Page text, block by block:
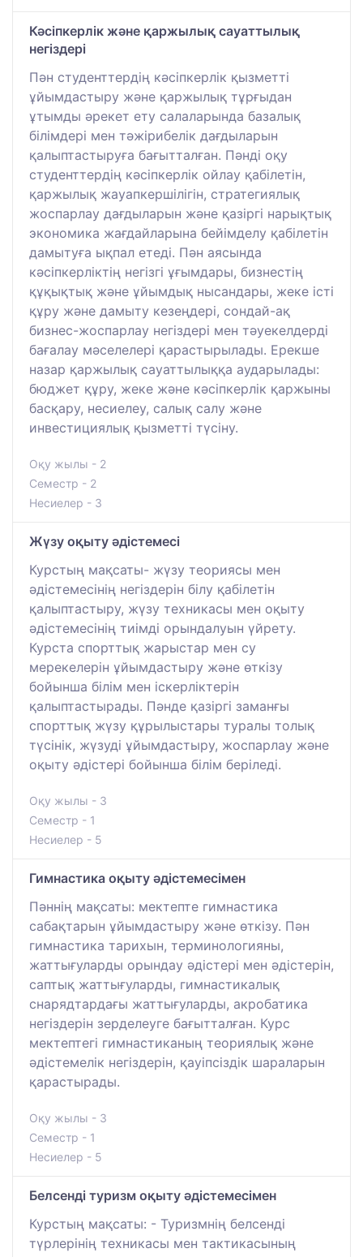
Кәсіпкерлік және қаржылық сауаттылық
негіздері
Пән студенттердің кәсіпкерлік қызметті
ұйымдастыру және қаржылық тұрғыдан
ұтымды әрекет ету салаларында базалық
білімдері мен тәжірибелік дағдыларын
қалыптастыруға бағытталған. Пәнді оқу
студенттердің кәсіпкерлік ойлау қабілетін,
қаржылық жауапкершілігін, стратегиялық
жоспарлау дағдыларын және қазіргі нарықтық
экономика жағдайларына бейімделу қабілетін
дамытуға ықпал етеді. Пән аясында
кәсіпкерліктің негізгі ұғымдары, бизнестің
құқықтық және ұйымдық нысандары, жеке істі
құру және дамыту кезеңдері, сондай-ақ
бизнес-жоспарлау негіздері мен тәуекелдерді
бағалау мәселелері қарастырылады. Ерекше
назар қаржылық сауаттылыққа аударылады:
бюджет құру, жеке және кәсіпкерлік қаржыны
басқару, несиелеу, салық салу және
инвестициялық қызметті түсіну.
Оқу жылы - 2
Семестр - 2
Несиелер - 3
Жүзу оқыту әдістемесі
Курстың мақсаты- жүзу теориясы мен
әдістемесінің негіздерін білу қабілетін
қалыптастыру, жүзу техникасы мен оқыту
әдістемесінің тиімді орындалуын үйрету.
Курста спорттық жарыстар мен су
мерекелерін ұйымдастыру және өткізу
бойынша білім мен іскерліктерін
қалыптастырады. Пәнде қазіргі заманғы
спорттық жүзу құрылыстары туралы толық
түсінік, жүзуді ұйымдастыру, жоспарлау және
оқыту әдістері бойынша білім беріледі.
Оқу жылы - 3
Семестр - 1
Несиелер - 5
Гимнастика оқыту әдістемесімен
Пәннің мақсаты: мектепте гимнастика
сабақтарын ұйымдастыру және өткізу. Пән
гимнастика тарихын, терминологияны,
жаттығуларды орындау әдістері мен әдістерін,
саптық жаттығуларды, гимнастикалық
снарядтардағы жаттығуларды, акробатика
негіздерін зерделеуге бағытталған. Курс
мектептегі гимнастиканың теориялық және
әдістемелік негіздерін, қауіпсіздік шараларын
қарастырады.
Оқу жылы - 3
Семестр - 1
Несиелер - 5
Белсенді туризм оқыту әдістемесімен
Курстың мақсаты: - Туризмнің белсенді
түрлерінің техникасы мен тактикасының